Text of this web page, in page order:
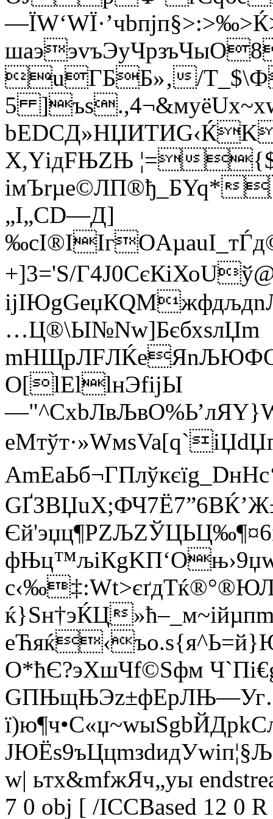
uГББ»‚/
5
X,YідFЊZЊ ¦=
імЪrµе©ЛП®ђ_БYq*
„І„СD—Д]
+]3='Ѕ/
…Ц®\Ы№Nw]БєбхѕлЏm
mHЩрЛFЛЌeЯnЉЮФQ
О[lЕllнЭfі­jЫ
ќ}Ѕн†эЌЦ
O*ћЄ?­эХшЧf©Ѕфм
w| ьтx&mfжЯч„уы
7 0 obj [ /ICCBased 12 0